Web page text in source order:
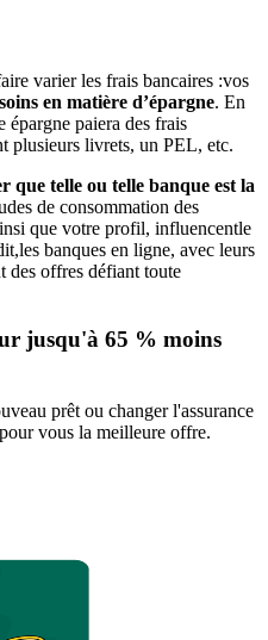
varier les frais bancaires :vos
en matière d’épargne. En
épargne paiera des frais
plusieurs livrets, un PEL, etc.
que telle ou telle banque est la
de consommation des
que votre profil, influencentle
banques en ligne, avec leurs
des offres défiant toute
jusqu'à 65 % moins
prêt ou changer l'assurance
vous la meilleure offre.